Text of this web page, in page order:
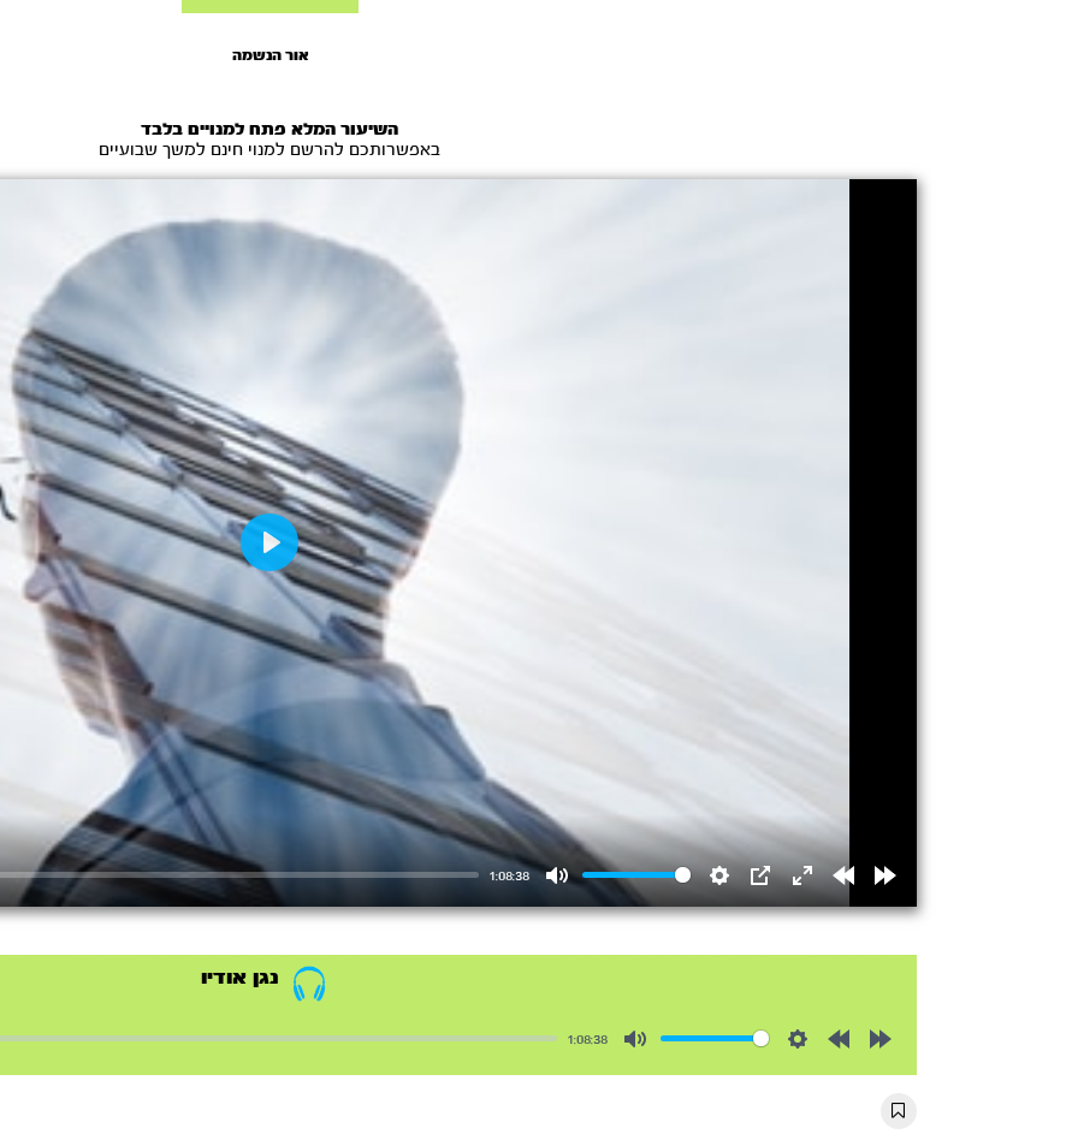
אור הנשמה
השיעור המלא פתח למנויים בלבד
באפשרותכם להרשם למנוי חינם למשך שבועיים
1:08:38
SettingsPIP
Enter
Play
נגן אודיו
1:08:38